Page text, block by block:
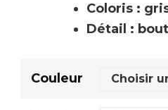
Coloris :
Détail :
Couleur